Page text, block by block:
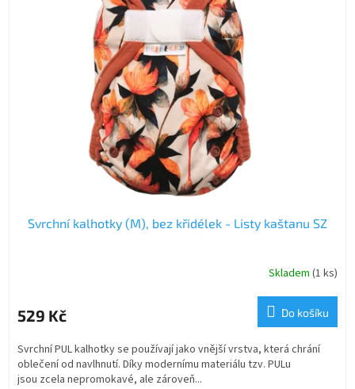
Svrchní kalhotky (M), bez křidélek - Listy kaštanu SZ
Skladem (1 ks)
529 Kč Do košíku
Svrchní PUL kalhotky se používají jako vnější vrstva, která chrání
oblečení od navlhnutí. Díky modernímu materiálu tzv. PULu
jsou zcela nepromokavé, ale zároveň...